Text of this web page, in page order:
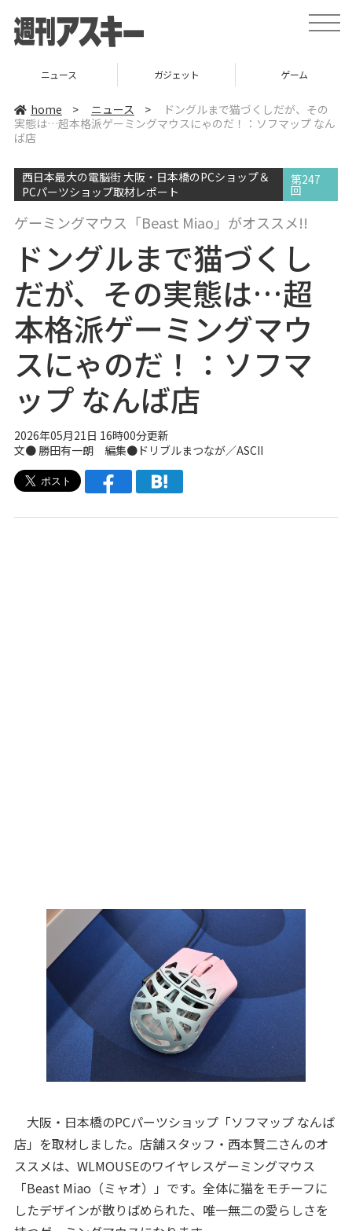
t
o
v
i
ニュース ガジェット ゲーム
home > ニュース >
ドングルまで猫づくしだが、その
実態は…超本格派ゲーミングマウスにゃのだ！：ソフマップ なん
ば店
西日本最大の電脳街 大阪・日本橋のPCショップ＆
PCパーツショップ取材レポート
第247
回
ゲーミングマウス「Beast Miao」がオススメ!!
ドングルまで猫づくし
だが、その実態は…超
本格派ゲーミングマウ
スにゃのだ！：ソフマ
ップ なんば店
2026年05月21日 16時00分更新
文● 勝田有一朗 編集●ドリブルまつなが／ASCII
大阪・日本橋のPCパーツショップ「ソフマップ なんば
店」を取材しました。店舗スタッフ・西本賢二さんのオ
ススメは、WLMOUSEのワイヤレスゲーミングマウス
「Beast Miao（ミャオ）」です。全体に猫をモチーフに
したデザインが散りばめられた、唯一無二の愛らしさを